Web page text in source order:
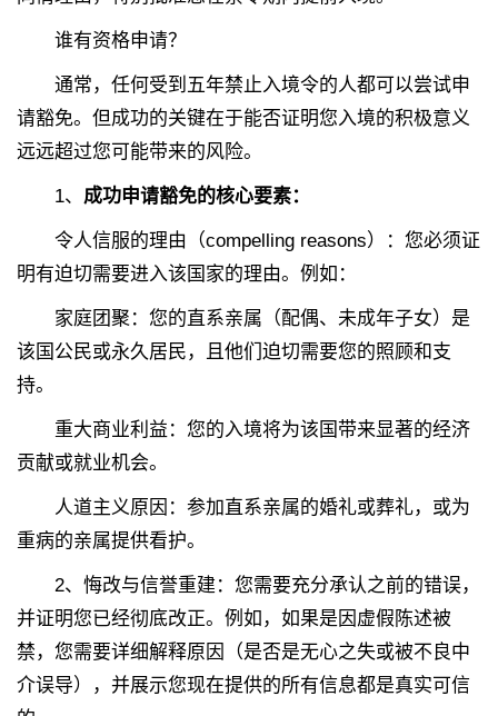
谁有资格申请？
通常，任何受到五年禁止入境令的人都可以尝试申
请豁免。但成功的关键在于能否证明您入境的积极意义
远远超过您可能带来的风险。
1、 成功申请豁免的核心要素：
令人信服的理由（compelling reasons）：您必须证
明有迫切需要进入该国家的理由。例如：
家庭团聚：您的直系亲属（配偶、未成年子女）是
该国公民或永久居民，且他们迫切需要您的照顾和支
持。
重大商业利益：您的入境将为该国带来显著的经济
贡献或就业机会。
人道主义原因：参加直系亲属的婚礼或葬礼，或为
重病的亲属提供看护。
2、 悔改与信誉重建：您需要充分承认之前的错误，
并证明您已经彻底改正。例如，如果是因虚假陈述被
禁，您需要详细解释原因（是否是无心之失或被不良中
介误导），并展示您现在提供的所有信息都是真实可信